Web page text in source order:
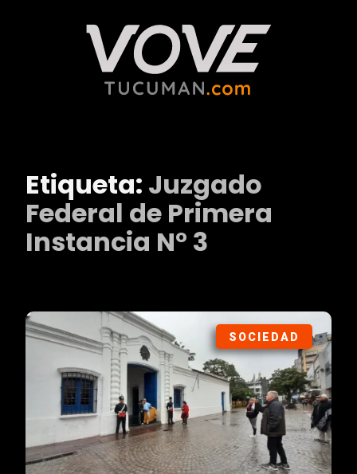
Etiqueta: Juzgado
Federal de Primera
Instancia N° 3
SOCIEDAD